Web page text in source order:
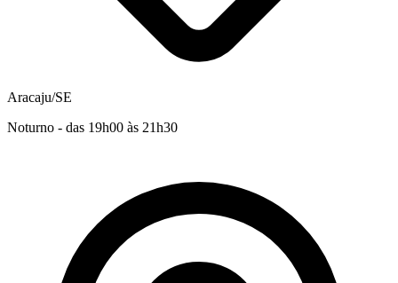
Aracaju/SE
Noturno - das 19h00 às 21h30